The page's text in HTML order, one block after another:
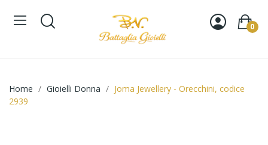
0
Home Gioielli Donna
Joma Jewellery - Orecchini, codice
2939